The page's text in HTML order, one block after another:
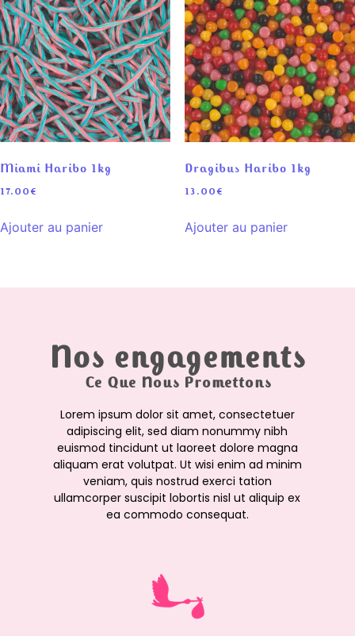
Miami Haribo 1kg
17.00€
Ajouter au panier
Dragibus Haribo 1kg
13.00€
Ajouter au panier
Nos engagements
Ce Que Nous Promettons
Lorem ipsum dolor sit amet, consectetuer
adipiscing elit, sed diam nonummy nibh
euismod tincidunt ut laoreet dolore magna
aliquam erat volutpat. Ut wisi enim ad minim
veniam, quis nostrud exerci tation
ullamcorper suscipit lobortis nisl ut aliquip ex
ea commodo consequat.